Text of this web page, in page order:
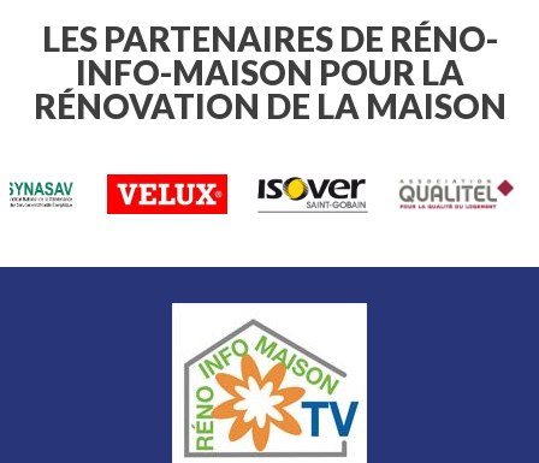
importante.
LES PARTENAIRES DE RÉNO-
INFO-MAISON POUR LA
RÉNOVATION DE LA MAISON